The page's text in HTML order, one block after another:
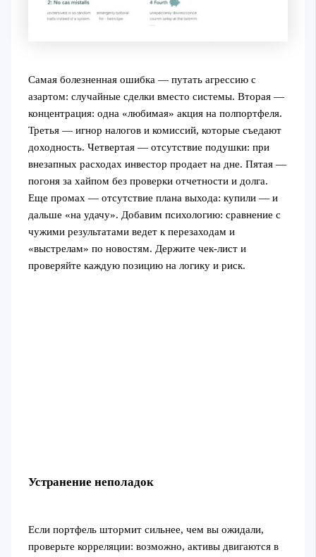
Самая болезненная ошибка — путать агрессию с
азартом: случайные сделки вместо системы. Вторая —
концентрация: одна «любимая» акция на полпортфеля.
Третья — игнор налогов и комиссий, которые съедают
доходность. Четвертая — отсутствие подушки: при
внезапных расходах инвестор продает на дне. Пятая —
погоня за хайпом без проверки отчетности и долга.
Еще промах — отсутствие плана выхода: купили — и
дальше «на удачу». Добавим психологию: сравнение с
чужими результатами ведет к перезаходам и
«выстрелам» по новостям. Держите чек-лист и
проверяйте каждую позицию на логику и риск.
Устранение неполадок
Если портфель штормит сильнее, чем вы ожидали,
проверьте корреляции: возможно, активы двигаются в